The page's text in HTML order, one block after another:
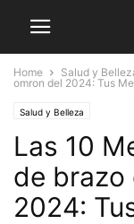
Home Salud y
omron del 2024: Tus
Salud y Belleza
Las 10
de brazo
2024: